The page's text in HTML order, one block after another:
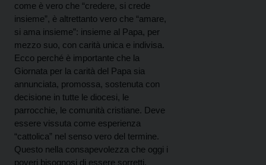
come è vero che “credere, si crede
insieme”, è altrettanto vero che “amare,
si ama insieme”: insieme al Papa, per
mezzo suo, con carità unica e indivisa.
Ecco perché è importante che la
Giornata per la carità del Papa sia
annunciata, promossa, sostenuta con
decisione in tutte le diocesi, le
parrocchie, le comunità cristiane. Deve
essere vissuta come esperienza
“cattolica” nel senso vero del termine.
Questo nella consapevolezza che oggi i
poveri bisognosi di essere sorretti,